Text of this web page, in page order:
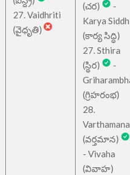
27. Vaidhriti
(వైధృతి)
(చర)
-
Karya
(కార్య సిద్ధి)
27. Sthira
(స్థిర)
-
(గ్రిహరంభ)
28.
Varthamana
(వర్తమాన)
- Vivaha
(వివాహ)